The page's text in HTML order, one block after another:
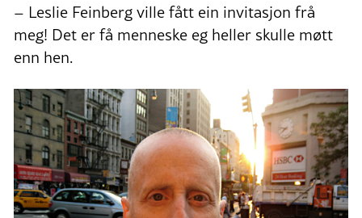
– Leslie Feinberg ville fått ein invitasjon frå
meg! Det er få menneske eg heller skulle møtt
enn hen.